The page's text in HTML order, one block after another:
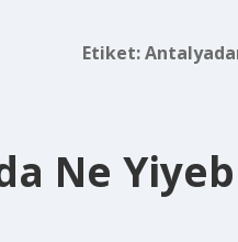
Etiket:
Ne